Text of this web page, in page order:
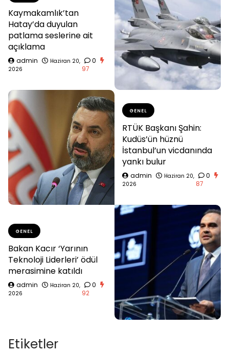
Kaymakamlık’tan
Hatay’da duyulan
patlama seslerine ait
açıklama
admin
Haziran 20,
2026
0
97
GENEL
RTÜK Başkanı Şahin:
Kudüs’ün hüznü
İstanbul’un vicdanında
yankı bulur
admin
Haziran 20,
2026
0
87
GENEL
Bakan Kacır ‘Yarının
Teknoloji Liderleri’ ödül
merasimine katıldı
admin
Haziran 20,
2026
0
92
Etiketler